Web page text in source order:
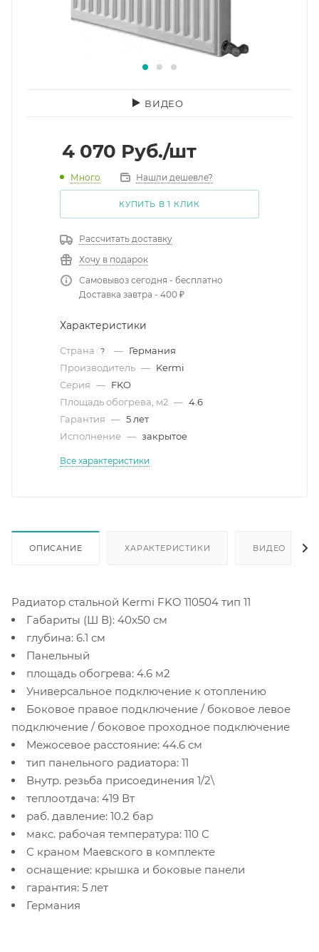
ВИДЕО
4 070 Руб./шт
Много Нашли дешевле?
КУПИТЬ В 1 КЛИК
Рассчитать доставку
Хочу в подарок
Самовывоз сегодня - бесплатно
Доставка завтра - 400 ₽
Характеристики
Страна ? — Германия
Производитель — Kermi
Серия — FKO
Площадь обогрева, м2 — 4.6
Гарантия — 5 лет
Исполнение — закрытое
Все характеристики
ОПИСАНИЕ ХАРАКТЕРИСТИКИ ВИДЕО (2)
Радиатор стальной Kermi FKO 110504 тип 11
Габариты (Ш В): 40x50 см
глубина: 6.1 см
Панельный
площадь обогрева: 4.6 м2
Универсальное подключение к отоплению
Боковое правое подключение / боковое левое
подключение / боковое проходное подключение
Межосевое расстояние: 44.6 см
тип панельного радиатора: 11
Внутр. резьба присоединения 1/2\
теплоотдача: 419 Вт
раб. давление: 10.2 бар
макс. рабочая температура: 110 С
С краном Маевского в комплекте
оснащение: крышка и боковые панели
гарантия: 5 лет
Германия